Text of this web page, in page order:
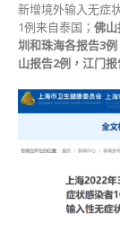
新增境外输入无症
1例来自泰国； 佛山
圳和珠海各报告3
山报告2例，江门报